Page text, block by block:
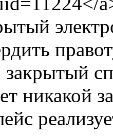
закрытый
никакой